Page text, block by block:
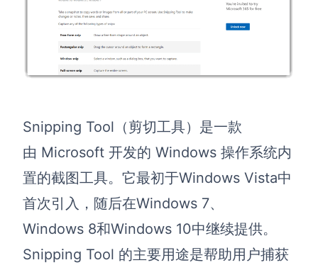
Snipping Tool（剪切工具）是一款
由 Microsoft 开发的 Windows 操作系统内
置的截图工具。它最初于Windows Vista中
首次引入，随后在Windows 7、
Windows 8和Windows 10中继续提供。
Snipping Tool 的主要用途是帮助用户捕获